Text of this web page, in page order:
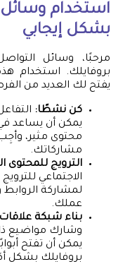
استخدام وسائل
بشكل إيجابي
مرحبًا، وسائل
بروفايلك. استخدام
يفتح لك العديد من
كن نشطًا:
يمكن أن يساعد
محتوى مثير،
مشاركاتك.
الترويج
الاجتماعي
لمشاركة الروابط
عملك.
بناء شبكة
وشارك مواضيع
يمكن أن تفتح
بروفايلك بشكل